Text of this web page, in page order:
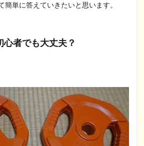
簡単に答えていきたいと思います。
者でも大丈夫？